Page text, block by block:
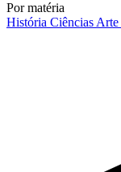
Por matéria
História Ciências Arte